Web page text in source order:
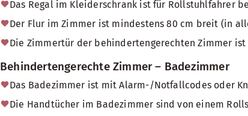
Das Regal im Kleiderschrank ist für Rollstuhlfahrer
Der Flur im Zimmer ist mindestens 80 cm breit (in
Die Zimmertür der behindertengerechten Zimmer
Behindertengerechte Zimmer – Badezimmer
Das Badezimmer ist mit Alarm-/Notfallcodes oder
Die Handtücher im Badezimmer sind von einem